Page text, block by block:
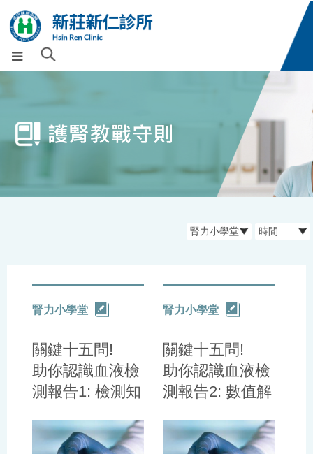
腎力小學堂
關鍵十五問!
助你認識血液檢
測報告1: 檢測知
腎力小學堂
關鍵十五問!
助你認識血液檢
測報告2: 數值解